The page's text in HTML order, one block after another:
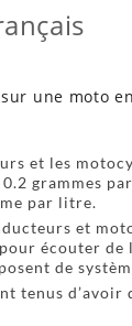
une moto
et les
grammes
par litre.
et
écouter
de
tenus